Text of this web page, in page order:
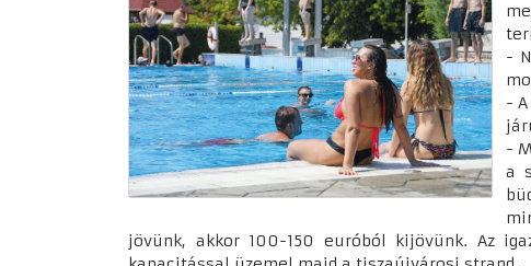
-
-
-
a
jövünk, akkor 100-150 euróból kijövünk. Az